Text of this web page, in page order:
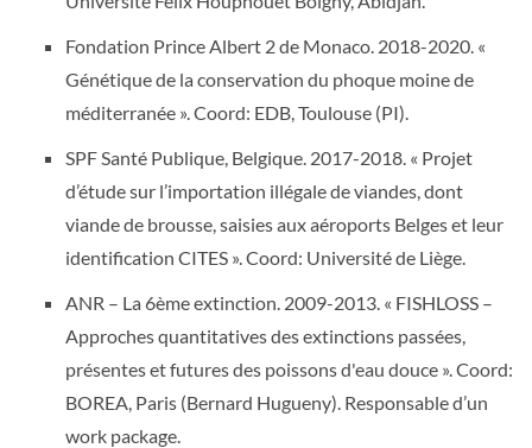
Fondation Prince Albert 2 de Monaco. 2018-2020. «
Génétique de la conservation du phoque moine de
méditerranée ». Coord: EDB, Toulouse (PI).
SPF Santé Publique, Belgique. 2017-2018. « Projet
d’étude sur l’importation illégale de viandes, dont
viande de brousse, saisies aux aéroports Belges et leur
identification CITES ». Coord: Université de Liège.
ANR – La 6ème extinction. 2009-2013. « FISHLOSS –
Approches quantitatives des extinctions passées,
présentes et futures des poissons d'eau douce ». Coord:
BOREA, Paris (Bernard Hugueny). Responsable d’un
work package.